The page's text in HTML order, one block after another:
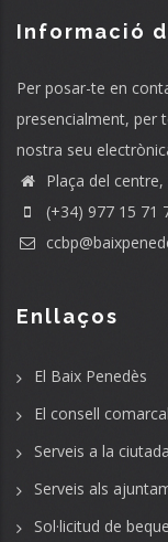
Informació
Per posar-te en
presencialment, per
nostra seu
Plaça del
(+34) 977 15 71
Enllaços
El Baix Penedès
El consell comarcal
Serveis a la
Serveis als
Sol·licitud de